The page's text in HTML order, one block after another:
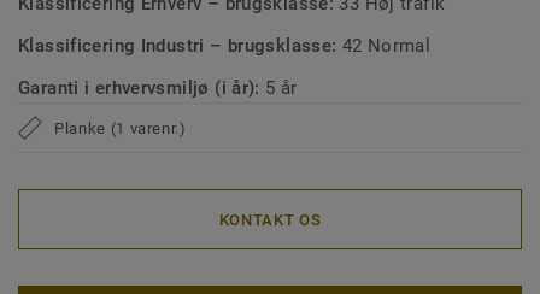
Klassificering Industri – brugsklasse: 42 Normal
Garanti i erhvervsmiljø (i år): 5 år
Planke (1 varenr.)
KONTAKT OS